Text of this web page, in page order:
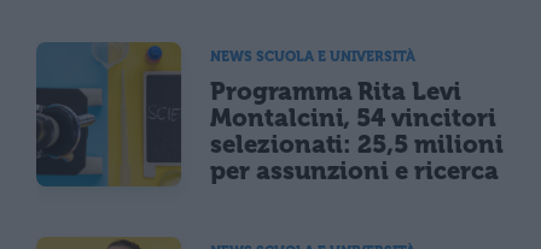
NEWS SCUOLA E UNIVERSITÀ
Programma Rita Levi
Montalcini, 54 vincitori
selezionati: 25,5 milioni
per assunzioni e ricerca